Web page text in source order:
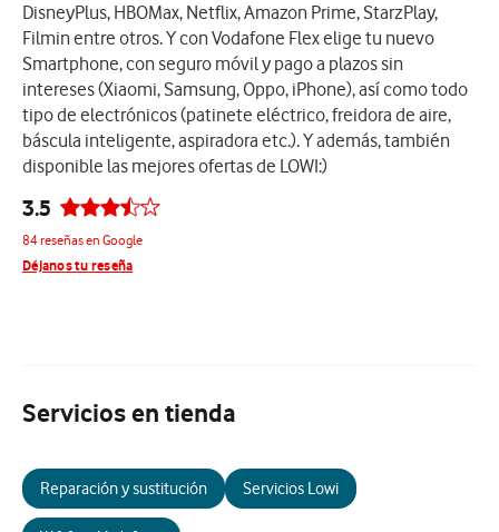
DisneyPlus, HBOMax, Netflix, Amazon Prime, StarzPlay,
Filmin entre otros. Y con Vodafone Flex elige tu nuevo
Smartphone, con seguro móvil y pago a plazos sin
intereses (Xiaomi, Samsung, Oppo, iPhone), así como todo
tipo de electrónicos (patinete eléctrico, freidora de aire,
báscula inteligente, aspiradora etc.). Y además, también
disponible las mejores ofertas de LOWI:)
3.5
84 reseñas en Google
Déjanos tu reseña
Servicios en tienda
Reparación y sustitución Servicios Lowi